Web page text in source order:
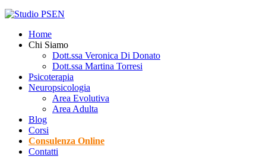
Home
Chi Siamo
Dott.ssa Veronica Di Donato
Dott.ssa Martina Torresi
Psicoterapia
Neuropsicologia
Area Evolutiva
Area Adulta
Blog
Corsi
Consulenza Online
Contatti